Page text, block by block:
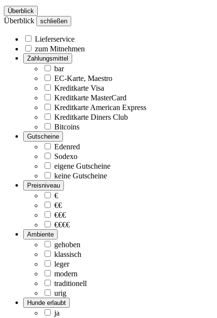
Überblick
Überblick schließen
Lieferservice
zum Mitnehmen
Zahlungsmittel
bar
EC-Karte, Maestro
Kreditkarte Visa
Kreditkarte MasterCard
Kreditkarte American Express
Kreditkarte Diners Club
Bitcoins
Gutscheine
Edenred
Sodexo
eigene Gutscheine
keine Gutscheine
Preisniveau
€
€€
€€€
€€€€
Ambiente
gehoben
klassisch
leger
modern
traditionell
urig
Hunde erlaubt
ja